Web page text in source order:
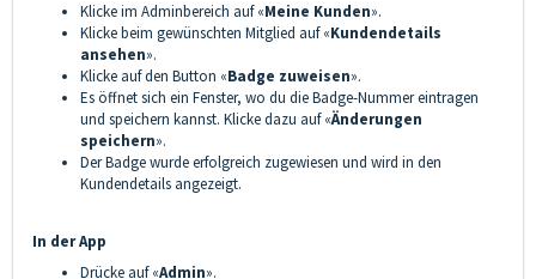
Klicke im Adminbereich auf «Meine Kunden».
Klicke beim gewünschten Mitglied auf «Kundendetails
ansehen».
Klicke auf den Button «Badge zuweisen».
Es öffnet sich ein Fenster, wo du die Badge-Nummer eintragen
und speichern kannst. Klicke dazu auf «Änderungen
speichern».
Der Badge wurde erfolgreich zugewiesen und wird in den
Kundendetails angezeigt.
In der App
Drücke auf «Admin».